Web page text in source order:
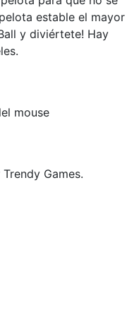
estable el mayor
y diviértete! Hay
mouse
Games.